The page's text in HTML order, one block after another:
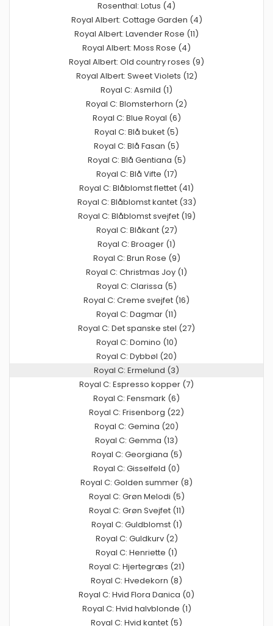
Rosenthal: Lotus (4)
Royal Albert: Cottage Garden (4)
Royal Albert: Lavender Rose (11)
Royal Albert: Moss Rose (4)
Royal Albert: Old country roses (9)
Royal Albert: Sweet Violets (12)
Royal C: Asmild (1)
Royal C: Blomsterhorn (2)
Royal C: Blue Royal (6)
Royal C: Blå buket (5)
Royal C: Blå Fasan (5)
Royal C: Blå Gentiana (5)
Royal C: Blå Vifte (17)
Royal C: Blåblomst flettet (41)
Royal C: Blåblomst kantet (33)
Royal C: Blåblomst svejfet (19)
Royal C: Blåkant (27)
Royal C: Broager (1)
Royal C: Brun Rose (9)
Royal C: Christmas Joy (1)
Royal C: Clarissa (5)
Royal C: Creme svejfet (16)
Royal C: Dagmar (11)
Royal C: Det spanske stel (27)
Royal C: Domino (10)
Royal C: Dybbøl (20)
Royal C: Ermelund (3)
Royal C: Espresso kopper (7)
Royal C: Fensmark (6)
Royal C: Frisenborg (22)
Royal C: Gemina (20)
Royal C: Gemma (13)
Royal C: Georgiana (5)
Royal C: Gisselfeld (0)
Royal C: Golden summer (8)
Royal C: Grøn Melodi (5)
Royal C: Grøn Svejfet (11)
Royal C: Guldblomst (1)
Royal C: Guldkurv (2)
Royal C: Henriette (1)
Royal C: Hjertegræs (21)
Royal C: Hvedekorn (8)
Royal C: Hvid Flora Danica (0)
Royal C: Hvid halvblonde (1)
Royal C: Hvid kantet (5)